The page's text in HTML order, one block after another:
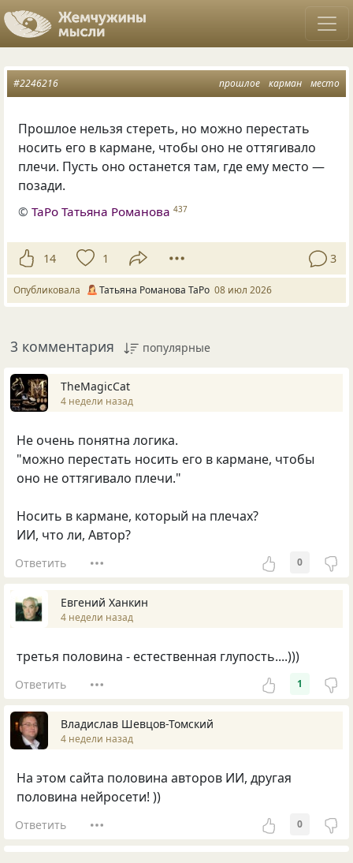
прошлое карман место
#2246216
Прошлое нельзя стереть, но можно перестать
носить его в кармане, чтобы оно не оттягивало
плечи. Пусть оно останется там, где ему место —
позади.
©ТаРо Татьяна Романова 437
14 1 3
Опубликовала Татьяна Романова ТаРо 08 июл 2026
3 комментария популярные
TheMagicCat
4 недели назад
Не очень понятна логика.
"можно перестать носить его в кармане, чтобы
оно не оттягивало плечи."
Носить в кармане, который на плечах?
ИИ, что ли, Автор?
Ответить 0
Евгений Ханкин
4 недели назад
третья половина - естественная глупость....)))
Ответить 1
Владислав Шевцов-Томский
4 недели назад
На этом сайта половина авторов ИИ, другая
половина нейросети! ))
Ответить 0